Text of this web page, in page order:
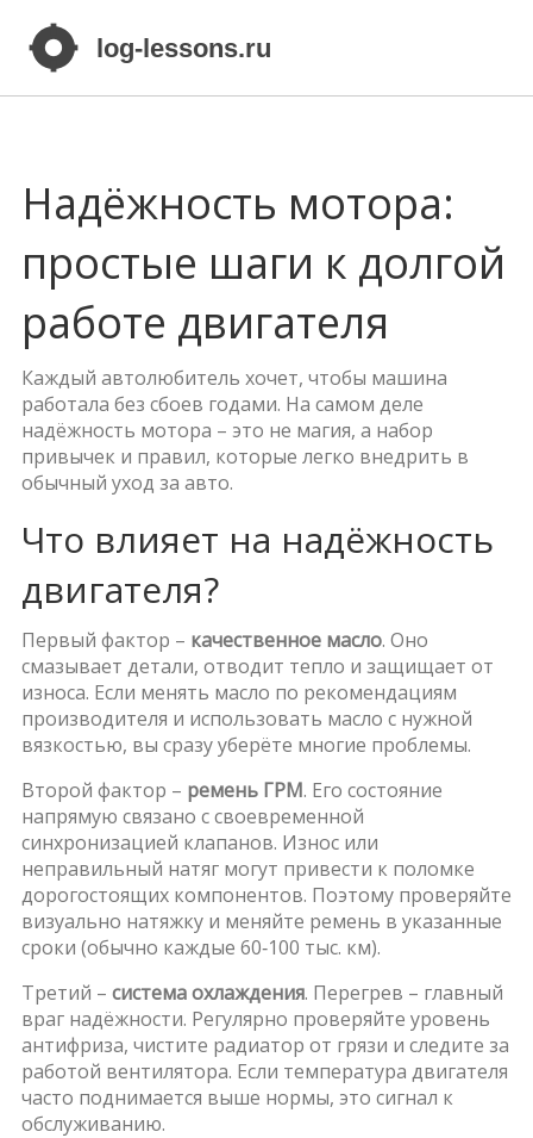
Надёжность мотора:
простые шаги к долгой
работе двигателя
Каждый автолюбитель хочет, чтобы машина
работала без сбоев годами. На самом деле
надёжность мотора – это не магия, а набор
привычек и правил, которые легко внедрить в
обычный уход за авто.
Что влияет на надёжность
двигателя?
Первый фактор – качественное масло. Оно
смазывает детали, отводит тепло и защищает от
износа. Если менять масло по рекомендациям
производителя и использовать масло с нужной
вязкостью, вы сразу уберёте многие проблемы.
Второй фактор – ремень ГРМ. Его состояние
напрямую связано с своевременной
синхронизацией клапанов. Износ или
неправильный натяг могут привести к поломке
дорогостоящих компонентов. Поэтому проверяйте
визуально натяжку и меняйте ремень в указанные
сроки (обычно каждые 60‑100 тыс. км).
Третий – система охлаждения. Перегрев – главный
враг надёжности. Регулярно проверяйте уровень
антифриза, чистите радиатор от грязи и следите за
работой вентилятора. Если температура двигателя
часто поднимается выше нормы, это сигнал к
обслуживанию.